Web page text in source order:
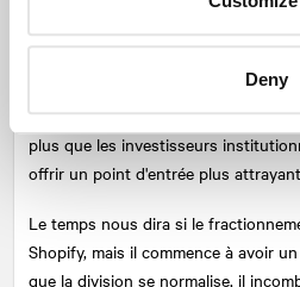
Deny
donne du pouvoir aux petites
nous avons assisté récemment pour
les investisseurs particuliers ont
plus que les investisseurs
offrir un point d'entrée plus
Le temps nous dira si le
Shopify, mais il commence à avoir
que la division se normalise, il